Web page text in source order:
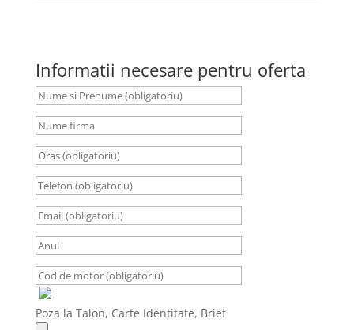
Informatii necesare pentru oferta
Poza la Talon, Carte Identitate, Brief